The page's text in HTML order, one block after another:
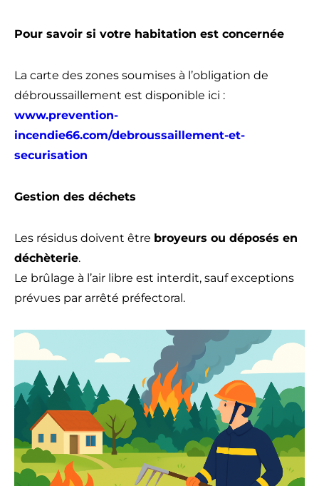
Pour savoir si votre habitation est concernée
La carte des zones soumises à l’obligation de
débroussaillement est disponible ici :
www.prevention-
incendie66.com/debroussaillement-et-
securisation
Gestion des déchets
Les résidus doivent être broyeurs ou déposés en
déchèterie.
Le brûlage à l’air libre est interdit, sauf exceptions
prévues par arrêté préfectoral.